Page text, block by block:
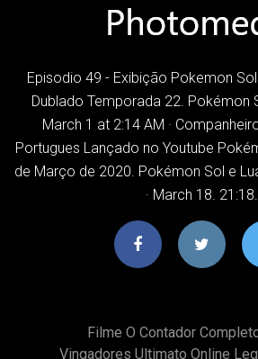
Episodio 49 - Exibição Pokemon
Dublado Temporada 22. Pokémon
March 1 at 2:14 AM ·
Portugues Lançado no Youtube
de Março de 2020. Pokémon Sol e
· March 18. 21:18.
Filme O Contador
Vingadores Ultimato Online